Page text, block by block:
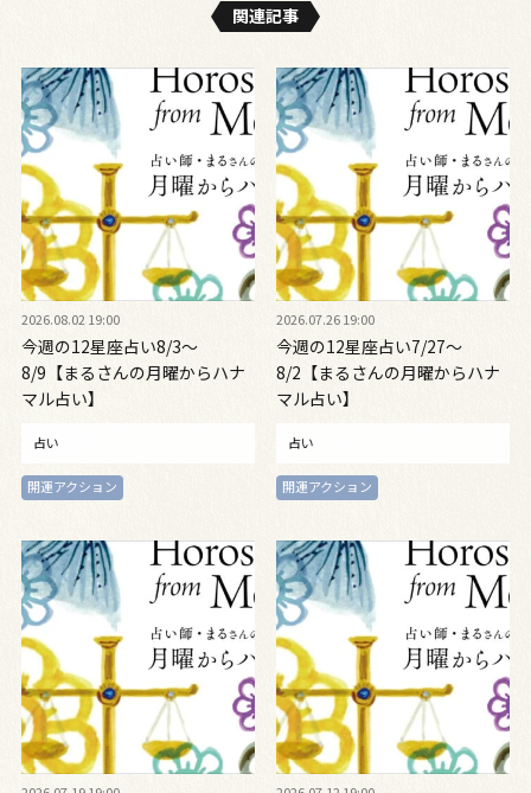
関連記事
2026.08.02 19:00
今週の12星座占い8/3～
8/9【まるさんの月曜からハナ
マル占い】
占い
開運アクション
2026.07.26 19:00
今週の12星座占い7/27～
8/2【まるさんの月曜からハナ
マル占い】
占い
開運アクション